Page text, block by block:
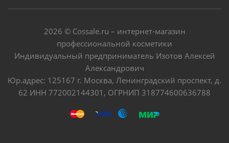
2026 © Сossale.ru – интернет-магазин
профессиональной косметики
Индивидуальный предприниматель Изотов Алексей
Александрович
Юр.адрес: 125167 г. Москва, Ленинградский проспект, д.
62 ИНН 772002144301, ОГРНИП 318774600636788